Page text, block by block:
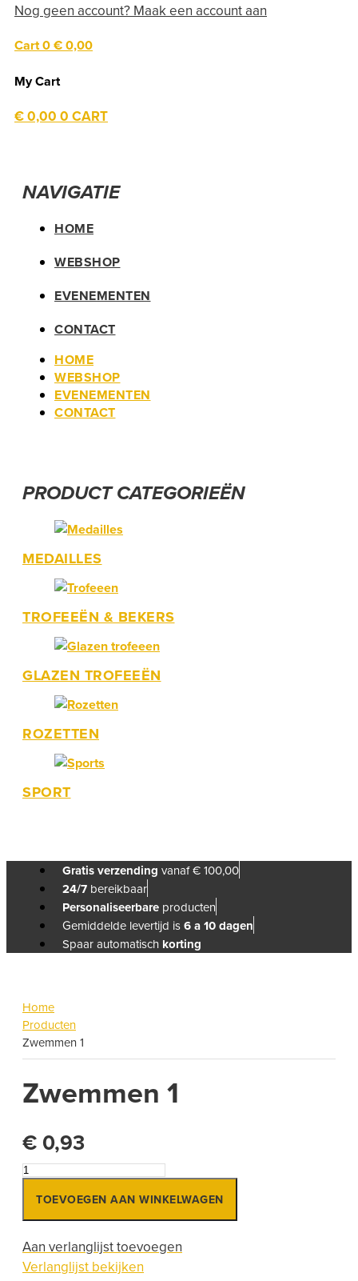
Nog geen account? Maak een account aan
Cart0€ 0,00
My Cart
€0,00 0 CART
NAVIGATIE
HOME
WEBSHOP
EVENEMENTEN
CONTACT
HOME
WEBSHOP
EVENEMENTEN
CONTACT
PRODUCT CATEGORIEËN
MEDAILLES
TROFEEËN & BEKERS
GLAZEN TROFEEËN
ROZETTEN
SPORT
Gratis verzending vanaf € 100,00
24/7 bereikbaar
Personaliseerbare producten
Gemiddelde levertijd is6 a 10 dagen
Spaar automatisch korting
Home
Producten
Zwemmen 1
Zwemmen 1
€ 0,93
Zwemmen
TOEVOEGEN AAN WINKELWAGEN
Aan verlanglijst toevoegen
Verlanglijst bekijken